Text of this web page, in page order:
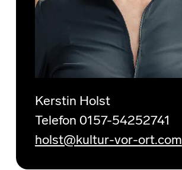
Kerstin Holst
Telefon 0157-54252741
holst@kultur-vor-ort.com